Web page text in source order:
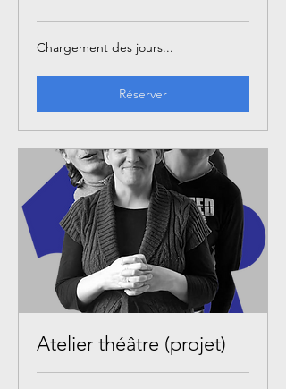
Chargement des jours...
Réserver
Atelier théâtre (projet)